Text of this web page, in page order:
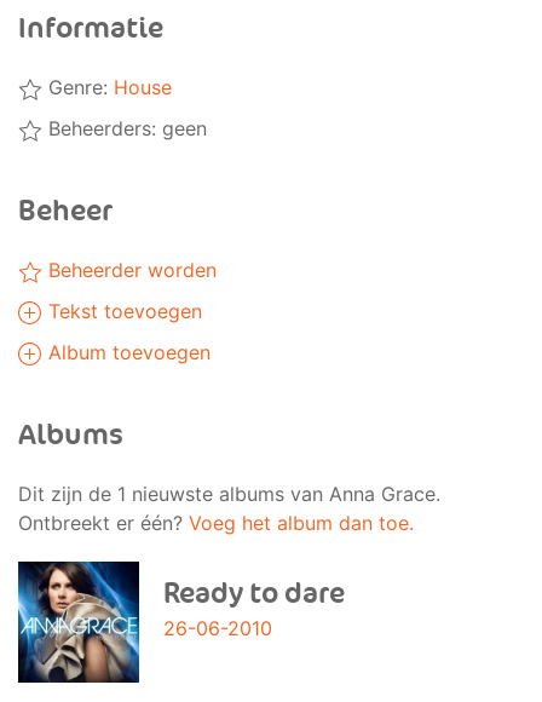
Informatie
Genre: House
Beheerders: geen
Beheer
Beheerder worden
Tekst toevoegen
Album toevoegen
Albums
Dit zijn de 1 nieuwste albums van Anna Grace.
Ontbreekt er één? Voeg het album dan toe.
Ready to dare
26-06-2010